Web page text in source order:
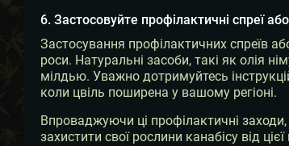
6. Застосовуйте профілактичні спреї
Застосування профілактичних спреїв
роси. Натуральні засоби, такі як олія
мілдью. Уважно дотримуйтесь
коли цвіль поширена у вашому регіоні.
Впроваджуючи ці профілактичні
захистити свої рослини канабісу від